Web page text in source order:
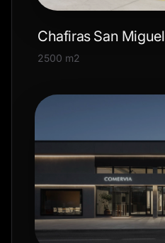
Chafiras San Miguel
2500 m2